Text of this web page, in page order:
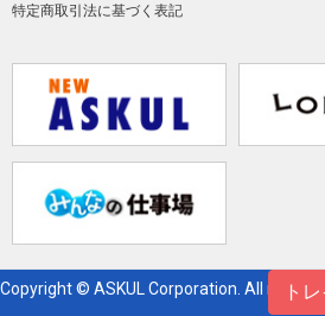
ト
特定商取引法に基づく表記
Copyright © ASKUL Corporation. All right